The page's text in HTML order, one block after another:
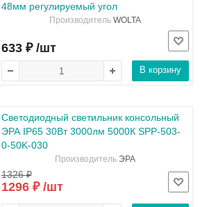
48мм регулируемый угол
Производитель WOLTA
633 ₽ /шт
В корзину
Светодиодный светильник консольный
ЭРА IP65 30Вт 3000лм 5000К SPP-503-
0-50K-030
Производитель ЭРА
1326 ₽
1296 ₽ /шт